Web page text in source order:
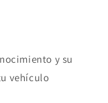
y su
vehículo